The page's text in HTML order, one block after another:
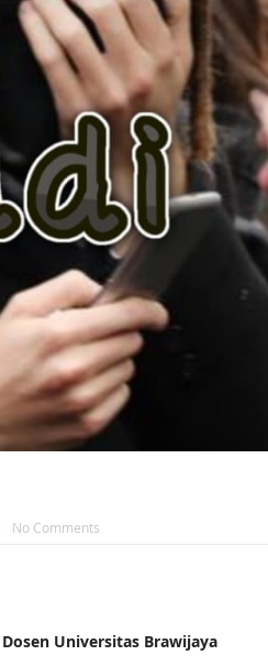
No Comments
Universitas Brawijaya